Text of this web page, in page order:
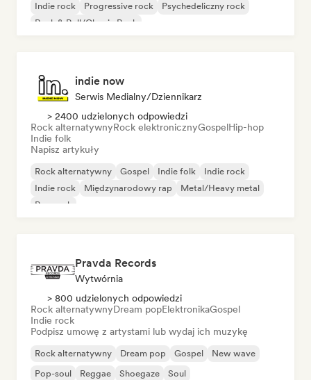
Indie rock
Progressive rock
Psychedeliczny rock
Rock & Roll/Classic Rock
indie now
Serwis Medialny/Dziennikarz
> 2400 udzielonych odpowiedzi
Rock alternatywnyRock elektronicznyGospelHip-hop
Indie folk
Napisz artykuły
Rock alternatywny Gospel Indie folk
Indie rock
Indie rock
Międzynarodowy rap
Metal/Heavy metal
Pop rock
Pravda Records
Wytwórnia
> 800 udzielonych odpowiedzi
Rock alternatywnyDream popElektronikaGospel
Indie rock
Podpisz umowę z artystami lub wydaj ich muzykę
Rock alternatywny Dream pop Gospel
New wave
Pop-soul
Reggae Shoegaze Soul